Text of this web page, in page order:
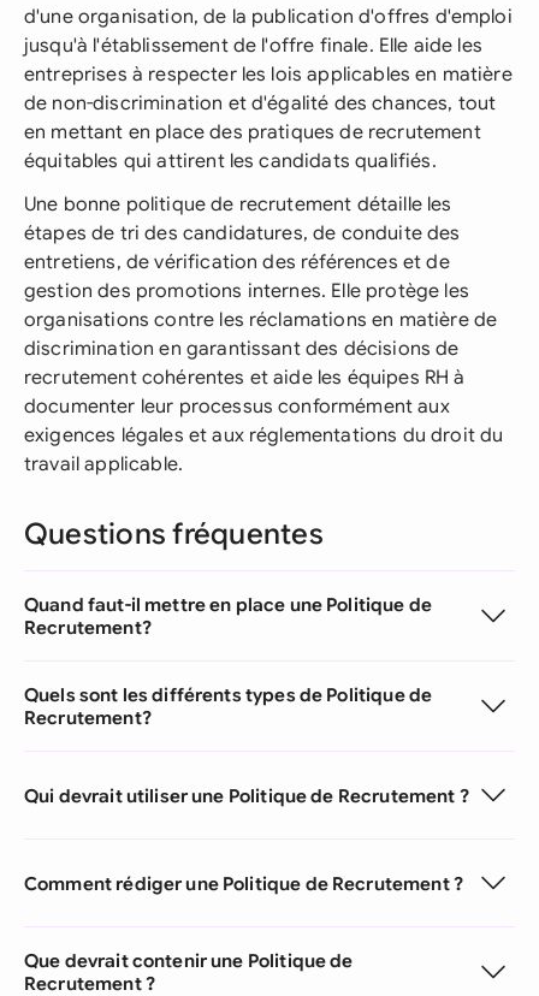
d'une organisation, de la publication d'offres d'emploi
jusqu'à l'établissement de l'offre finale. Elle aide les
entreprises à respecter les lois applicables en matière
de non-discrimination et d'égalité des chances, tout
en mettant en place des pratiques de recrutement
équitables qui attirent les candidats qualifiés.
Une bonne politique de recrutement détaille les
étapes de tri des candidatures, de conduite des
entretiens, de vérification des références et de
gestion des promotions internes. Elle protège les
organisations contre les réclamations en matière de
discrimination en garantissant des décisions de
recrutement cohérentes et aide les équipes RH à
documenter leur processus conformément aux
exigences légales et aux réglementations du droit du
travail applicable.
Questions fréquentes
Quand faut-il mettre en place une Politique de
Recrutement?
Quels sont les différents types de Politique de
Recrutement?
Qui devrait utiliser une Politique de Recrutement ?
Comment rédiger une Politique de Recrutement ?
Que devrait contenir une Politique de
Recrutement ?